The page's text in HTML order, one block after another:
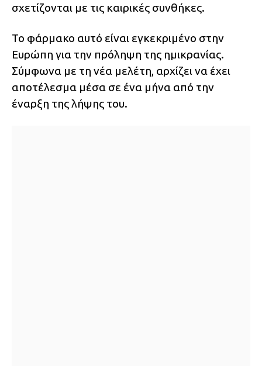
σχετίζονται με τις καιρικές συνθήκες.
Το φάρμακο αυτό είναι εγκεκριμένο στην
Ευρώπη για την πρόληψη της ημικρανίας.
Σύμφωνα με τη νέα μελέτη, αρχίζει να έχει
αποτέλεσμα μέσα σε ένα μήνα από την
έναρξη της λήψης του.